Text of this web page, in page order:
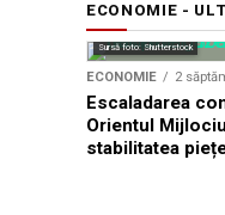
ECONOMIE -
Sursă foto: Shutterstock
ECONOMIE 2
Escaladarea
Orientul
stabilitatea